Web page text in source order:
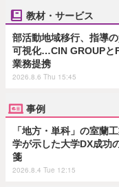
教材・サービス
部活動地域移行、指導
可視化…CIN GROUPと
業務提携
2026.8.6 Thu 15:45
事例
「地方・単科」の室蘭
学が示した大学DX成功
箋
2026.8.4 Tue 12:15